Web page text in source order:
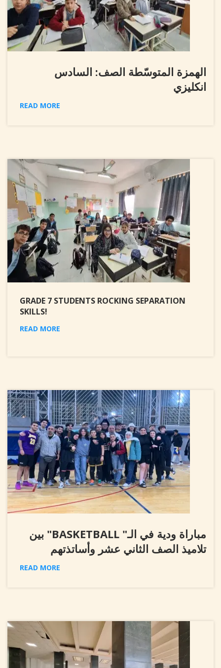
الهمزة المتوسّطة الصف: السادس
انكليزي
READ MORE
GRADE 7 STUDENTS ROCKING SEPARATION
SKILLS!
READ MORE
مباراة ودية في الـ" BASKETBALL" بين
تلاميذ الصف الثاني عشر وأساتذتهم
READ MORE